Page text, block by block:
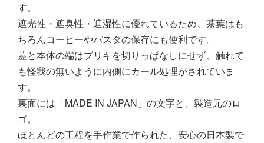
す。
遮光性・遮臭性・遮湿性に優れているため、茶葉はも
ちろんコーヒーやパスタの保存にも便利です。
蓋と本体の端はブリキを切りっぱなしにせず、触れて
も怪我の無いように内側にカール処理がされていま
す。
裏面には「MADE IN JAPAN」の文字と、製造元のロ
ゴ。
ほとんどの工程を手作業で作られた、安心の日本製で